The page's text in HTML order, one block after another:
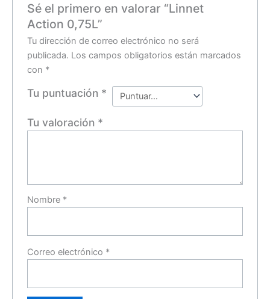
Sé el primero en valorar “Linnet
Action 0,75L”
Tu dirección de correo electrónico no será
publicada. Los campos obligatorios están marcados
con *
Tu puntuación *
Tu valoración *
Nombre *
Correo electrónico *